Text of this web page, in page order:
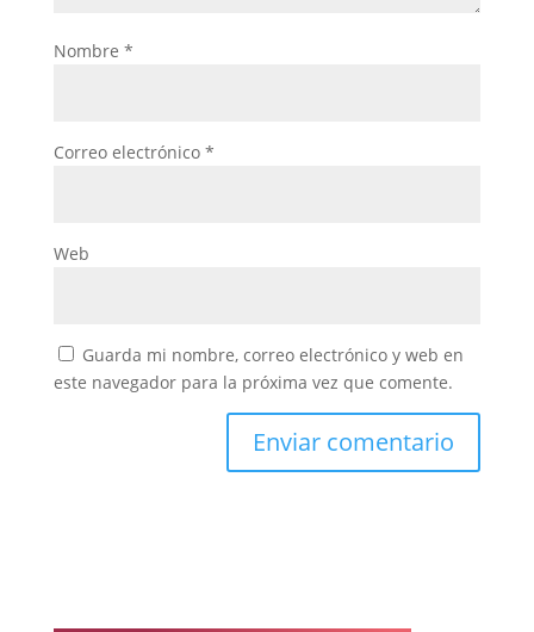
Nombre *
Correo electrónico *
Web
Guarda mi nombre, correo electrónico y web en
este navegador para la próxima vez que comente.